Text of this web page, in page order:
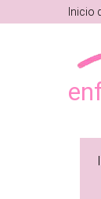
Inicio